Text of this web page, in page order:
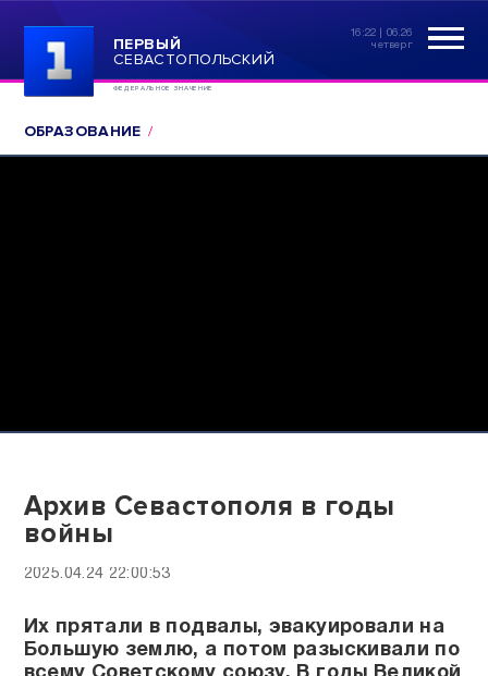
ПЕРВЫЙ
СЕВАСТОПОЛЬСКИЙ
ФЕДЕРАЛЬНОЕ ЗНАЧЕНИЕ
16:22 | 06.26
четверг
ОБРАЗОВАНИЕ
Архив Севастополя в годы
войны
2025.04.24 22:00:53
Их прятали в подвалы, эвакуировали на
Большую землю, а потом разыскивали по